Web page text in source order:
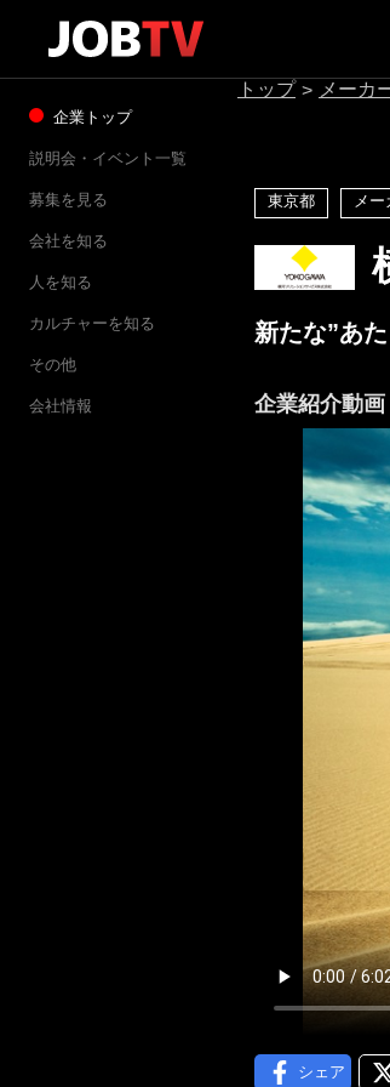
企業トップ
説明会・イベント一覧
募集を見る
会社を知る
人を知る
カルチャーを知る
その他
会社情報
トップ > メーカ
東京都 メー
新たな”あ
企業紹介動画
シェア